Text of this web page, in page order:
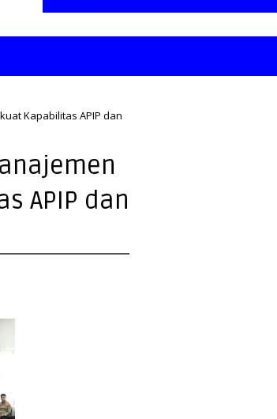
Kapabilitas APIP dan
APIP dan